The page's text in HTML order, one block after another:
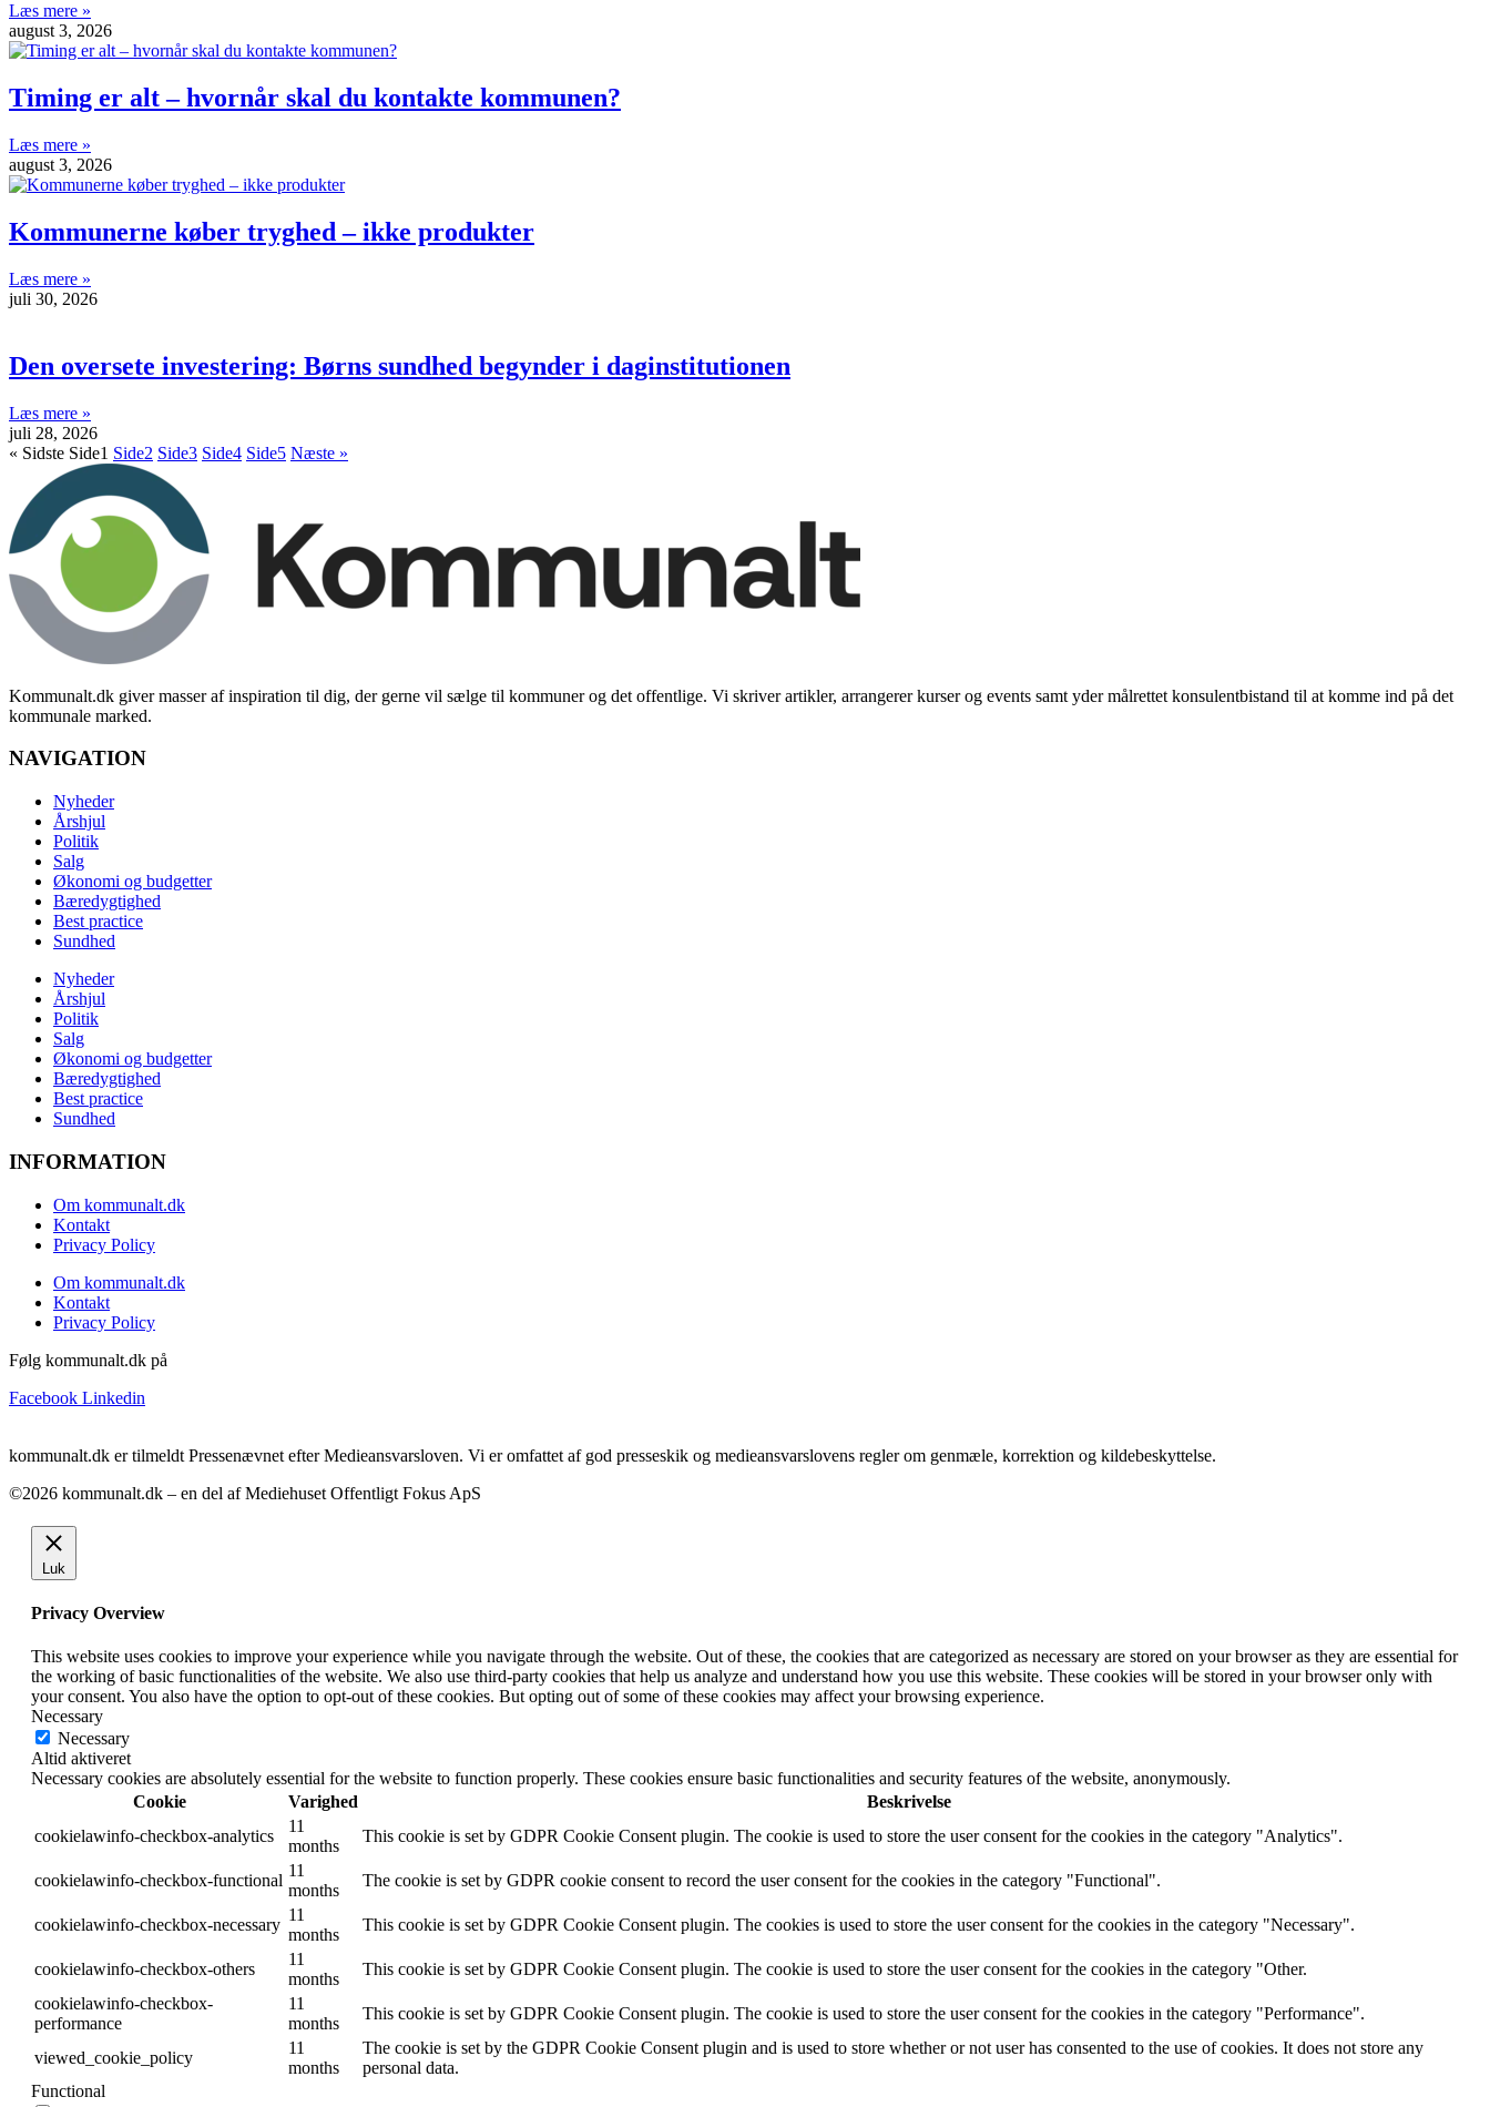
Læs mere »
august 3, 2026
Timing er alt – hvornår skal du kontakte kommunen?
Læs mere »
august 3, 2026
Kommunerne køber tryghed – ikke produkter
Læs mere »
juli 30, 2026
Den oversete investering: Børns sundhed begynder i daginstitutionen
Læs mere »
juli 28, 2026
« Sidste Side1 Side2 Side3 Side4 Side5 Næste »
Kommunalt.dk giver masser af inspiration til dig, der gerne vil sælge til kommuner og det offentlige. Vi skriver artikler, arrangerer kurser og events samt yder målrettet konsulentbistand til at komme ind på det
kommunale marked.
NAVIGATION
Nyheder
Årshjul
Politik
Salg
Økonomi og budgetter
Bæredygtighed
Best practice
Sundhed
Nyheder
Årshjul
Politik
Salg
Økonomi og budgetter
Bæredygtighed
Best practice
Sundhed
INFORMATION
Om kommunalt.dk
Kontakt
Privacy Policy
Om kommunalt.dk
Kontakt
Privacy Policy
Følg kommunalt.dk på
Facebook Linkedin
kommunalt.dk er tilmeldt Pressenævnet efter Medieansvarsloven. Vi er omfattet af god presseskik og medieansvarslovens regler om genmæle, korrektion og kildebeskyttelse.
©2026 kommunalt.dk – en del af Mediehuset Offentligt Fokus ApS
Luk
Privacy Overview
This website uses cookies to improve your experience while you navigate through the website. Out of these, the cookies that are categorized as necessary are stored on your browser as they are essential for
the working of basic functionalities of the website. We also use third-party cookies that help us analyze and understand how you use this website. These cookies will be stored in your browser only with
your consent. You also have the option to opt-out of these cookies. But opting out of some of these cookies may affect your browsing experience.
Necessary
Necessary
Altid aktiveret
Necessary cookies are absolutely essential for the website to function properly. These cookies ensure basic functionalities and security features of the website, anonymously.
Cookie
Varighed
Beskrivelse
cookielawinfo-checkbox-analytics
11
months
This cookie is set by GDPR Cookie Consent plugin. The cookie is used to store the user consent for the cookies in the category "Analytics".
cookielawinfo-checkbox-functional
11
months
The cookie is set by GDPR cookie consent to record the user consent for the cookies in the category "Functional".
cookielawinfo-checkbox-necessary
11
months
This cookie is set by GDPR Cookie Consent plugin. The cookies is used to store the user consent for the cookies in the category "Necessary".
cookielawinfo-checkbox-others
11
months
This cookie is set by GDPR Cookie Consent plugin. The cookie is used to store the user consent for the cookies in the category "Other.
cookielawinfo-checkbox-
performance
11
months
This cookie is set by GDPR Cookie Consent plugin. The cookie is used to store the user consent for the cookies in the category "Performance".
viewed_cookie_policy
11
months
The cookie is set by the GDPR Cookie Consent plugin and is used to store whether or not user has consented to the use of cookies. It does not store any
personal data.
Functional